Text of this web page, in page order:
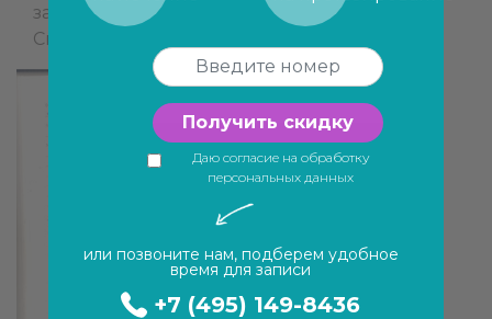
за лечение. От Кочетковой Олеси.
Спасибо Вам!
Получить скидку
Даю согласие на обработку
персональных данных
или позвоните нам, подберем удобное
время для записи
+7 (495) 149-8436